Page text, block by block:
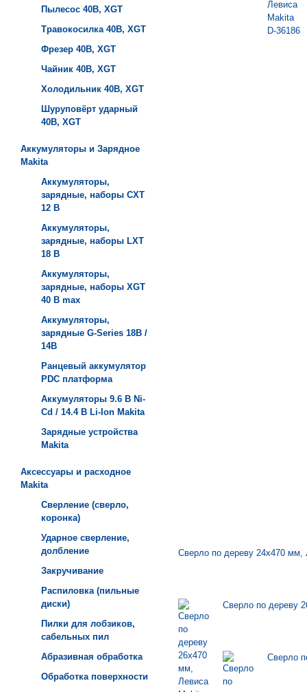
Пылесос 40B, XGT
Травокосилка 40B, XGT
Фрезер 40B, XGT
Чайник 40B, XGT
Холодильник 40B, XGT
Шуруповёрт ударный
40B, XGT
Аккумуляторы и Зарядное
Makita
Аккумуляторы,
зарядные, наборы СXT
12 В
Аккумуляторы,
зарядные, наборы LXT
18 В
Аккумуляторы,
зарядные, наборы XGT
40 В max
Аккумуляторы,
зарядные G-Series 18В /
14В
Ранцевый аккумулятор
PDC платформа
Аккумуляторы 9.6 В Ni-
Cd / 14.4 В Li-Ion Makita
Зарядные устройства
Мakita
Аксессуары и расходное
Makita
Сверление (сверло,
коронка)
Ударное сверление,
долбление
Закручивание
Распиловка (пильные
диски)
Пилки для лобзиков,
сабельных пил
Абразивная обработка
Обработка поверхности
Сверло по дереву 24х470 мм,
Сверло по дереву
Сверло